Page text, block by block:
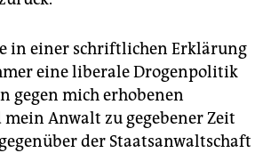
in einer schriftlichen Erklärung
eine liberale Drogenpolitik
gegen mich erhobenen
Anwalt zu gegebener Zeit
der Staatsanwaltschaft